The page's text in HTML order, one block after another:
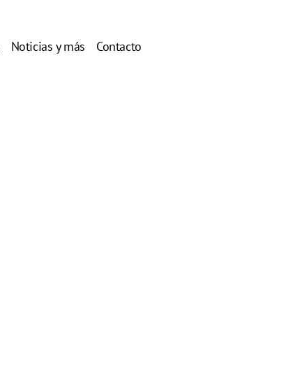
Noticias y más Contacto